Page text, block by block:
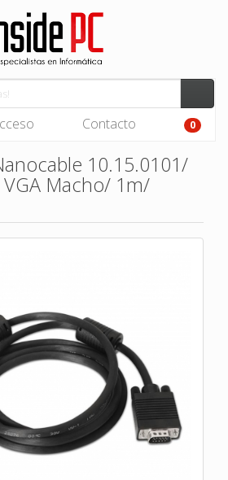
Contacto 0
10.15.0101/
Macho/ 1m/